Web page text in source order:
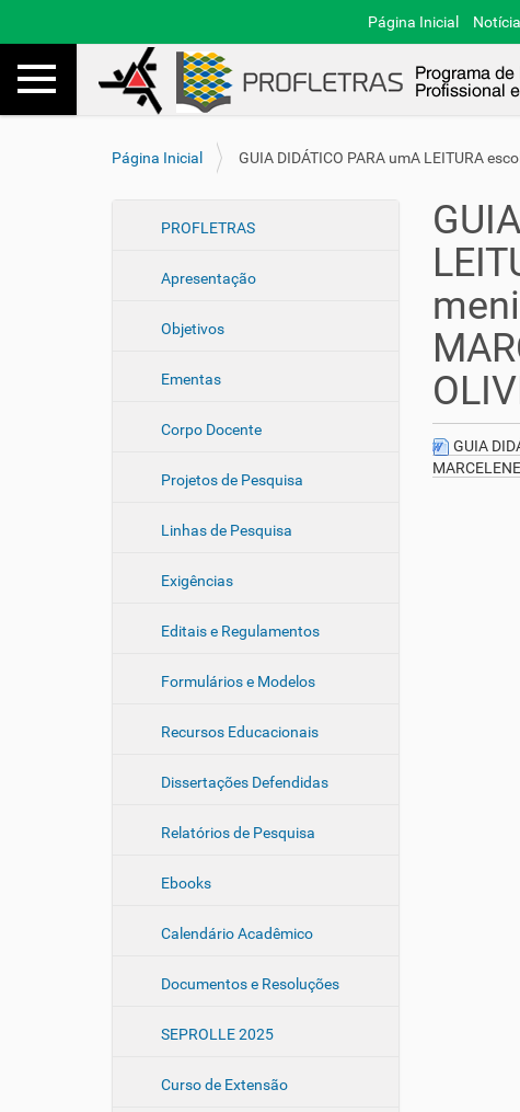
Página Inicial
Toggle navigation Busca
V
Página Inicial GUIA DIDÁTICO PARA umA LEITURA
PROFLETRAS
Apresentação
Objetivos
Ementas
Corpo Docente
Projetos de Pesquisa
Linhas de Pesquisa
Exigências
Editais e Regulamentos
Formulários e Modelos
Recursos Educacionais
Dissertações Defendidas
Relatórios de Pesquisa
Ebooks
Calendário Acadêmico
Documentos e Resoluções
SEPROLLE 2025
Curso de Extensão
GUIA